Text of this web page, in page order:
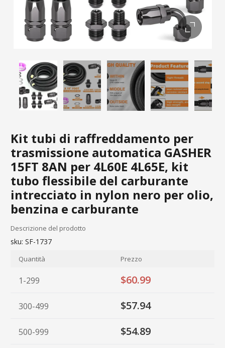
Kit tubi di raffreddamento per
trasmissione automatica GASHER
15FT 8AN per 4L60E 4L65E, kit
tubo flessibile del carburante
intrecciato in nylon nero per olio,
benzina e carburante
Descrizione del prodotto
sku: SF-1737
Quantità Prezzo
1-299 $60.99
300-499 $57.94
500-999 $54.89